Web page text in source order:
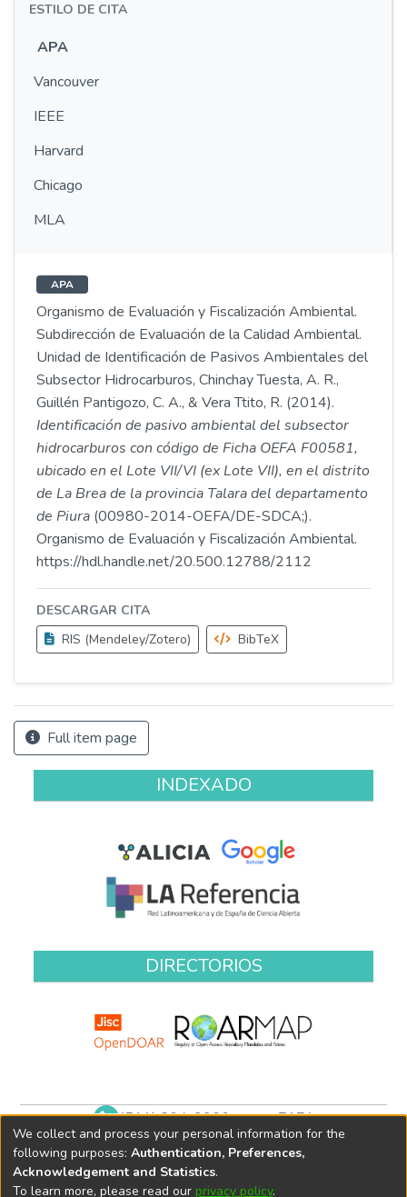
ESTILO DE CITA
APA
Vancouver
IEEE
Harvard
Chicago
MLA
APA
Organismo de Evaluación y Fiscalización Ambiental.
Subdirección de Evaluación de la Calidad Ambiental.
Unidad de Identificación de Pasivos Ambientales del
Subsector Hidrocarburos, Chinchay Tuesta, A. R.,
Guillén Pantigozo, C. A., & Vera Ttito, R. (2014).
Identificación de pasivo ambiental del subsector
hidrocarburos con código de Ficha OEFA F00581,
ubicado en el Lote VII/VI (ex Lote VII), en el distrito
de La Brea de la provincia Talara del departamento
de Piura (00980-2014-OEFA/DE-SDCA;).
Organismo de Evaluación y Fiscalización Ambiental.
https://hdl.handle.net/20.500.12788/2112
DESCARGAR CITA
RIS (Mendeley/Zotero)
BibTeX
Full item page
INDEXADO
DIRECTORIOS
(511) 204-9900 anexo 7171
biblioteca@oefa.gob.pe
We collect and process your personal information for the
following purposes: Authentication, Preferences,
Acknowledgement and Statistics.
To learn more, please read our privacy policy.